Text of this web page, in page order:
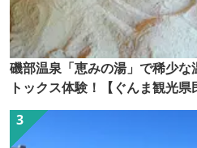
磯部温泉「恵みの湯」で稀少
トックス体験！【ぐんま観光県